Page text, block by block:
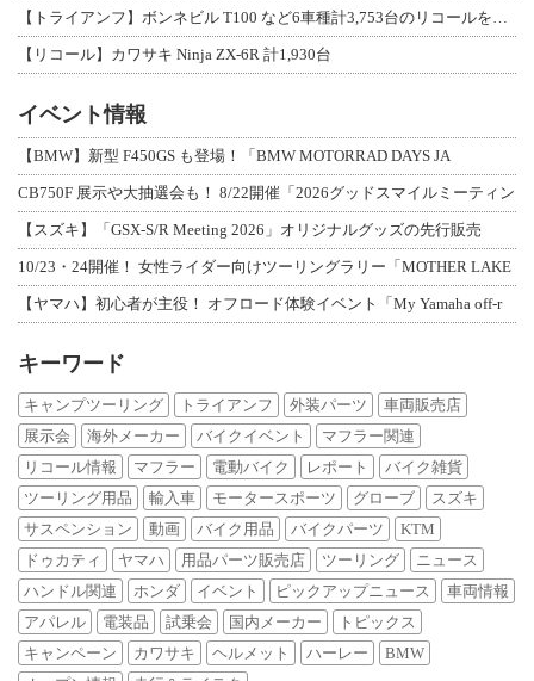
【リコール】カワサキ Ninja ZX-6R 計1,930台
イベント情報
【BMW】新型 F450GS も登場！「BMW MOTORRAD DAYS JA
CB750F 展示や大抽選会も！ 8/22開催「2026グッドスマイルミーティン
【スズキ】「GSX-S/R Meeting 2026」オリジナルグッズの先行販売
10/23・24開催！ 女性ライダー向けツーリングラリー「MOTHER LAKE
【ヤマハ】初心者が主役！ オフロード体験イベント「My Yamaha off-r
キーワード
キャンプツーリング トライアンフ 外装パーツ
車両販売店
展示会
海外メーカー バイクイベント
マフラー関連
リコール情報
マフラー 電動バイク レポート
バイク雑貨
ツーリング用品
輸入車 モータースポーツ グローブ
スズキ
サスペンション
動画 バイク用品 バイクパーツ
KTM
ドゥカティ
ヤマハ 用品パーツ販売店 ツーリング
ニュース
ハンドル関連
ホンダ イベント ピックアップニュース
車両情報
アパレル
電装品 試乗会 国内メーカー
トピックス
キャンペーン
カワサキ ヘルメット ハーレー
BMW